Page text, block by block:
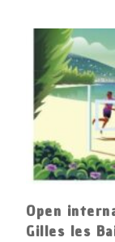
Open
Gilles les